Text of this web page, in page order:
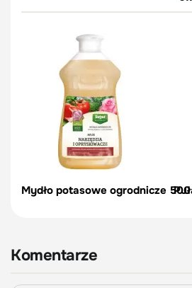
Mydło potasowe ogrodnicze
Komentarze